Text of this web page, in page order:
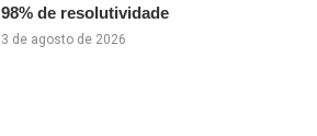
98% de resolutividade
3 de agosto de 2026